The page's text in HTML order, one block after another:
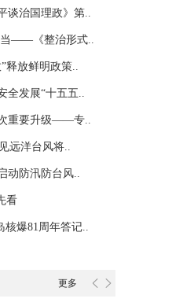
谈治国理政》第..
当——《整治形式..
释放鲜明政策..
全发展“十五五..
重要升级——专..
远洋台风将..
动防汛防台风..
看
核爆81周年答记..
更多